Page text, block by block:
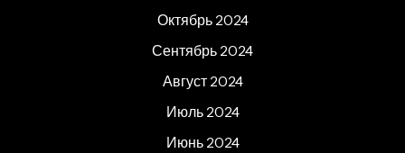
Октябрь 2024
Сентябрь 2024
Август 2024
Июль 2024
Июнь 2024